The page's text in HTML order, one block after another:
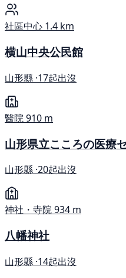
社區中心 1.4 km
横山中央公民館
山形縣 ·17起出沒
醫院910 m
山形県立こころの医療
山形縣 ·20起出沒
神社・寺院934 m
八幡神社
山形縣 ·14起出沒